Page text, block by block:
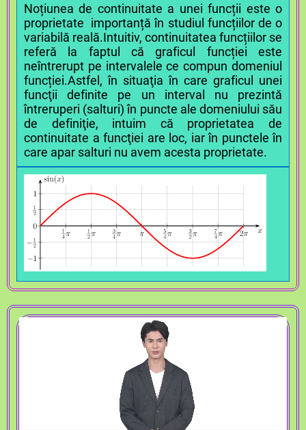
Noțiunea de continuitate a unei funcții este o
proprietate importanță în studiul funcțiilor de o
variabilă reală.Intuitiv, continuitatea funcțiilor se
referă la faptul că graficul funcției este
neîntrerupt pe intervalele ce compun domeniul
funcției.Astfel, în situaţia în care graficul unei
funcţii definite pe un interval nu prezintă
întreruperi (salturi) în puncte ale domeniului său
de definiţie, intuim că proprietatea de
continuitate a funcţiei are loc, iar în punctele în
care apar salturi nu avem acesta proprietate.